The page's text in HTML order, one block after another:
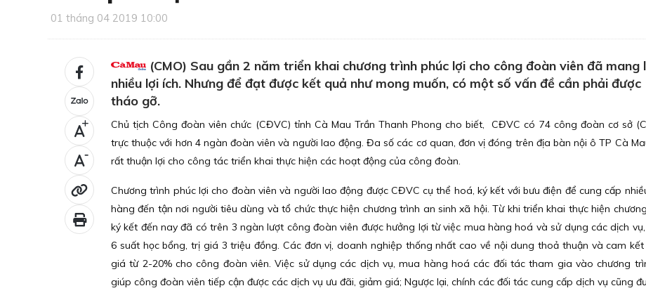
01 tháng 04 2019 10:00
+
-
(CMO) Sau gần 2 năm triển khai chương trình phúc lợi cho công đoàn viên đã mang
nhiều lợi ích. Nhưng để đạt được kết quả như mong muốn, có một số vấn đề cần phải được
tháo gỡ.
Chủ tịch Công đoàn viên chức (CĐVC) tỉnh Cà Mau Trần Thanh Phong cho biết, CĐVC có 74 công đoàn cơ sở
trực thuộc với hơn 4 ngàn đoàn viên và người lao động. Đa số các cơ quan, đơn vị đóng trên địa bàn nội ô TP Cà
rất thuận lợi cho công tác triển khai thực hiện các hoạt động của công đoàn.
Chương trình phúc lợi cho đoàn viên và người lao động được CĐVC cụ thể hoá, ký kết với bưu điện để cung cấp
hàng đến tận nơi người tiêu dùng và tổ chức thực hiện chương trình an sinh xã hội. Từ khi triển khai thực hiện
ký kết đến nay đã có trên 3 ngàn lượt công đoàn viên được hưởng lợi từ việc mua hàng hoá và sử dụng các dịch
6 suất học bổng, trị giá 3 triệu đồng. Các đơn vị, doanh nghiệp thống nhất cao về nội dung thoả thuận và cam
giá từ 2-20% cho công đoàn viên. Việc sử dụng các dịch vụ, mua hàng hoá các đối tác tham gia vào chương
giúp công đoàn viên tiếp cận được các dịch vụ ưu đãi, giảm giá; Ngược lại, chính các đối tác cung cấp dịch vụ cũng